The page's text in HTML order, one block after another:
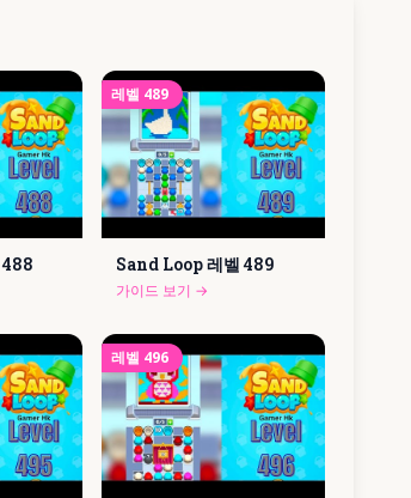
488
레벨 489
Sand Loop 레벨 489
가이드 보기 →
레벨 496